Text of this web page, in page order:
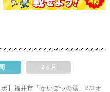
3ヶ月
ポ】福井市「かいほつの湯」8/3オ